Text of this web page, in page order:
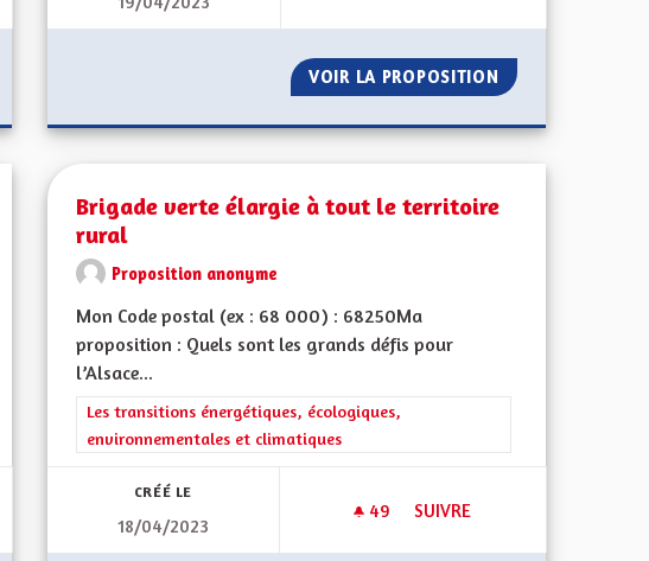
DES ÉCONOMIES D’ÉNERGIE EST D’ACTUALITÉ
VOIR LA PROPOSITION ZONE À FAIBLE
écologiques, environnementales et climatiques
UN TERRITOIRE RÉSILIENT
Brigade verte élargie à tout le territoire
rural
Proposition anonyme
Mon Code postal (ex : 68 000) : 68250Ma
proposition : Quels sont les grands défis pour
l’Alsace...
Filtrer les résultats de la catégorie : Les transitions énergétiques,
Les transitions énergétiques, écologiques,
environnementales et climatiques
CRÉÉ LE
18/04/2023
49 49 ABONNÉS
SUIVRE